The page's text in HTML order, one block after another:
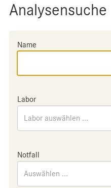
Analysensuche
Name
Labor
Labor auswählen ...
Notfall
Auswählen ...